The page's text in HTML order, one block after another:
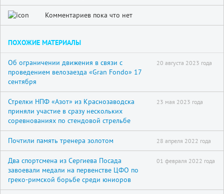
Комментариев пока что нет
ПОХОЖИЕ МАТЕРИАЛЫ
Об ограничении движения в связи с
проведением велозаезда «Gran Fondo» 17
сентября
20 августа 2023 года
Стрелки НПФ «Азот» из Краснозаводска
приняли участие в сразу нескольких
соревнованиях по стендовой стрельбе
23 мая 2023 года
Почтили память тренера золотом 28 апреля 2022 года
Два спортсмена из Сергиева Посада
завоевали медали на первенстве ЦФО по
греко-римской борьбе среди юниоров
01 февраля 2022 года